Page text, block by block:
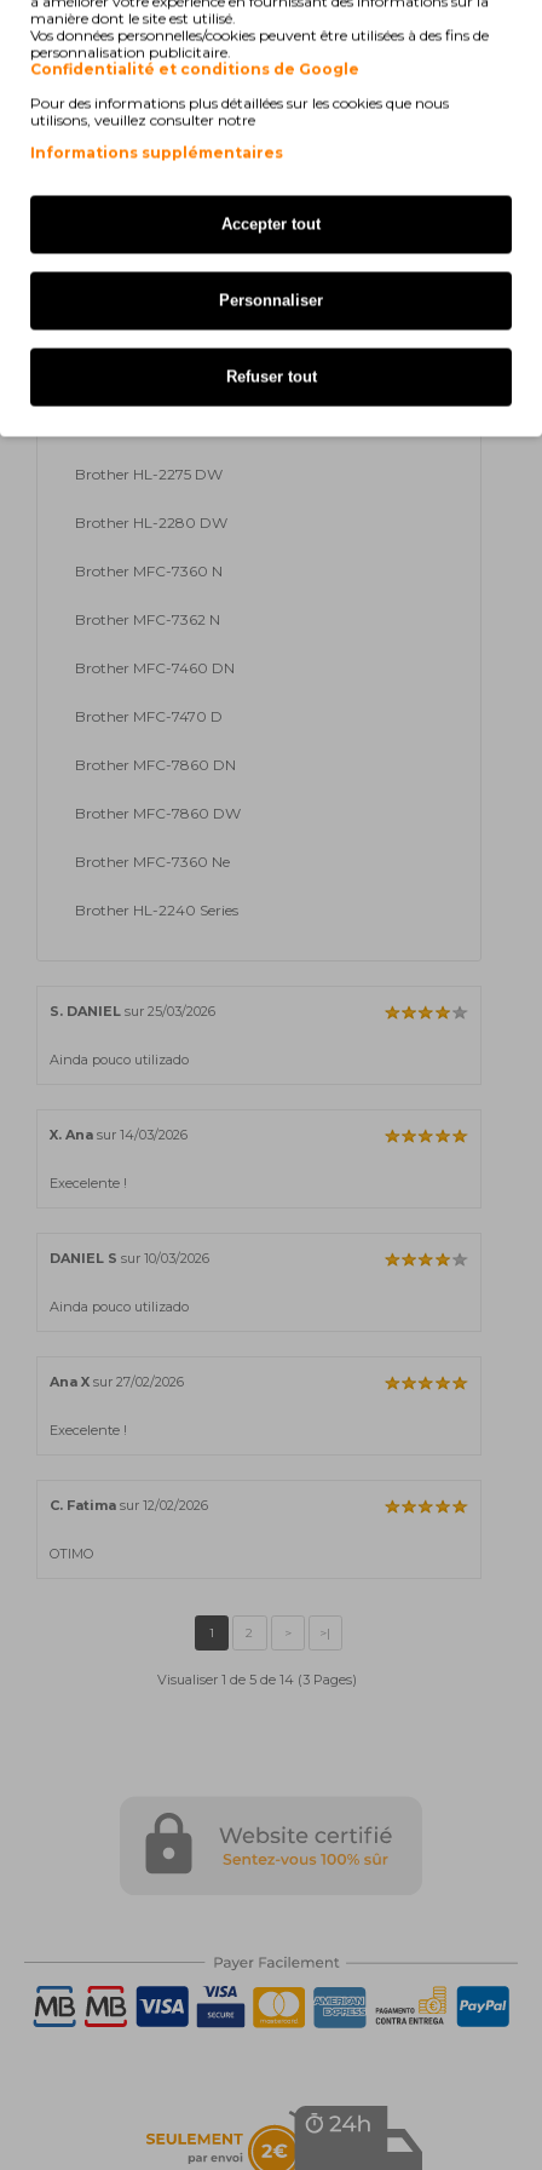
Brother HL-2220
Brother HL-2240 DR
Brother HL-2250 DN
Brother HL-2250 DNR
Brother HL-2275 DW
Brother HL-2280 DW
Brother MFC-7360 N
Brother MFC-7362 N
Brother MFC-7460 DN
Brother MFC-7470 D
Brother MFC-7860 DN
Brother MFC-7860 DW
Brother MFC-7360 Ne
Brother HL-2240 Series
S. DANIEL sur 25/03/2026
Ainda pouco utilizado
X. Ana sur 14/03/2026
Execelente !
DANIEL S sur 10/03/2026
Ainda pouco utilizado
Ana X sur 27/02/2026
Execelente !
C. Fatima sur 12/02/2026
OTIMO
Visualiser 1 de 5 de 14 (3 Pages)
manière dont le site est utilisé.
Vos données personnelles/cookies peuvent être utilisées à des fins de
personnalisation publicitaire.
Confidentialité et conditions de Google
Pour des informations plus détaillées sur les cookies que nous
utilisons, veuillez consulter notre
Informations supplémentaires
Accepter tout
Personnaliser
Refuser tout